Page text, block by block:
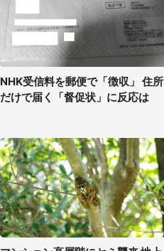
NHK受信料を郵便で「徴収」 住所
だけで届く「督促状」に反応は